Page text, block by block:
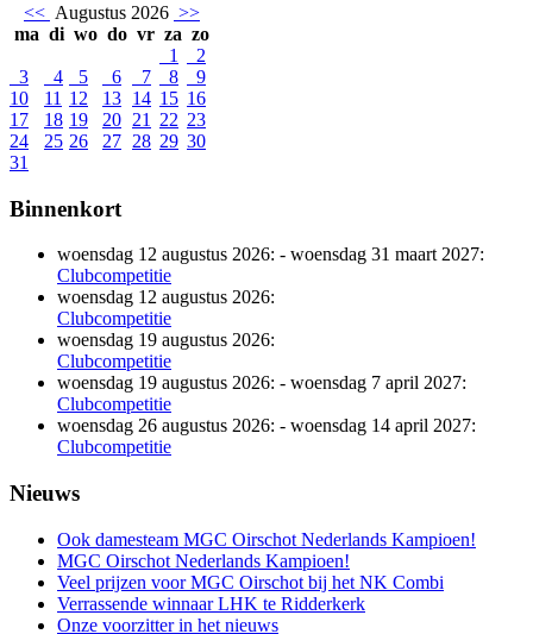
<< Augustus 2026 >>
ma di wo do vr za zo
1
2
3
4 5 6 7 8
9
10
11 12 13 14 15 16
17
18 19 20 21 22 23
24
25 26 27 28 29 30
31
Binnenkort
woensdag 12 augustus 2026: - woensdag 31 maart 2027:
Clubcompetitie
woensdag 12 augustus 2026:
Clubcompetitie
woensdag 19 augustus 2026:
Clubcompetitie
woensdag 19 augustus 2026: - woensdag 7 april 2027:
Clubcompetitie
woensdag 26 augustus 2026: - woensdag 14 april 2027:
Clubcompetitie
Nieuws
Ook damesteam MGC Oirschot Nederlands Kampioen!
MGC Oirschot Nederlands Kampioen!
Veel prijzen voor MGC Oirschot bij het NK Combi
Verrassende winnaar LHK te Ridderkerk
Onze voorzitter in het nieuws